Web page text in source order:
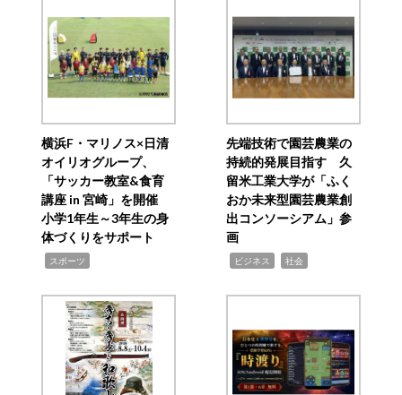
横浜F・マリノス×日清
オイリオグループ、
「サッカー教室&食育
講座 in 宮崎」を開催
小学1年生～3年生の身
体づくりをサポート
スポーツ
先端技術で園芸農業の
持続的発展目指す 久
留米工業大学が「ふく
おか未来型園芸農業創
出コンソーシアム」参
画
ビジネス 社会